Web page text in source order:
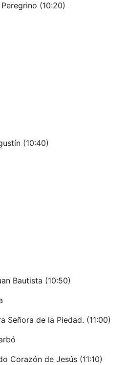
(10:20)
(10:40)
Bautista (10:50)
Señora de la Piedad. (11:00)
Corazón de Jesús (11:10)